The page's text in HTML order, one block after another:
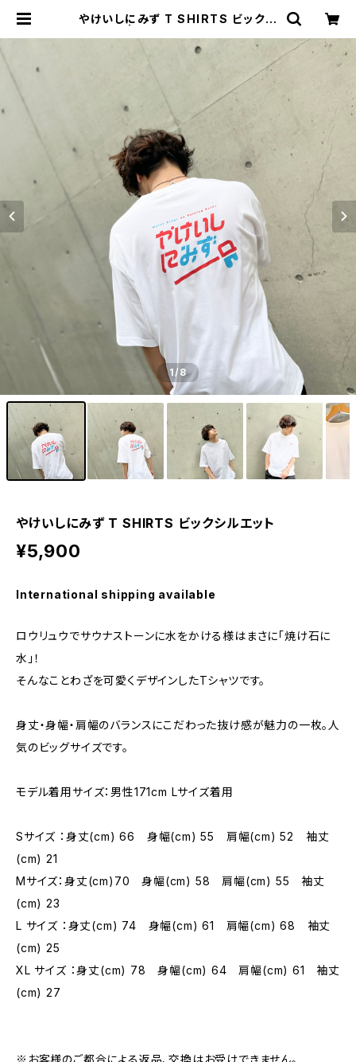
やけいしにみず T SHIRTS ビックシ
1/8
やけいしにみず T SHIRTS ビックシルエット
¥5,900
International shipping available
ロウリュウでサウナストーンに水をかける様はまさに「焼け石に
水」！
そんなことわざを可愛くデザインしたTシャツです。
身丈・身幅・肩幅のバランスにこだわった抜け感が魅力の一枚。人
気のビッグサイズです。
モデル着用サイズ：男性171cm Lサイズ着用
Sサイズ ：身丈(cm) 66 身幅(cm) 55 肩幅(cm) 52 袖丈
(cm) 21
Mサイズ：身丈(cm)70 身幅(cm) 58 肩幅(cm) 55 袖丈
(cm) 23
L サイズ ：身丈(cm) 74 身幅(cm) 61 肩幅(cm) 68 袖丈
(cm) 25
XL サイズ ：身丈(cm) 78 身幅(cm) 64 肩幅(cm) 61 袖丈
(cm) 27
※お客様のご都合による返品、交換はお受けできません。